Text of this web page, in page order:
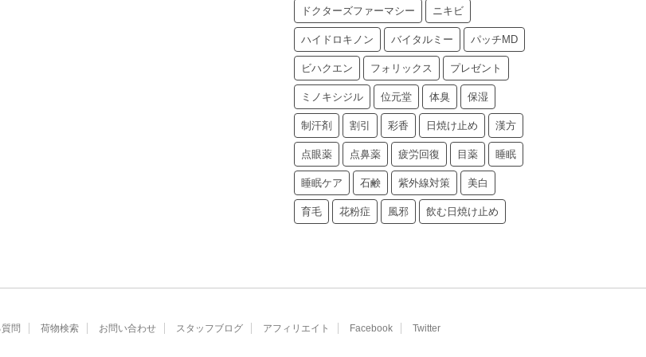
ドクターズファーマシー ニキビ
ハイドロキノン バイタルミー パッチMD
ビハクエン フォリックス プレゼント
ミノキシジル 位元堂 体臭 保湿
制汗剤 割引 彩香 日焼け止め 漢方
点眼薬 点鼻薬 疲労回復 目薬 睡眠
睡眠ケア 石鹸 紫外線対策 美白
育毛 花粉症 風邪 飲む日焼け止め
問 荷物検索 お問い合わせ スタッフブログ アフィリエイト Facebook Twitter